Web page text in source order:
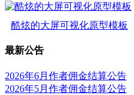
酷炫的大屏可视化原型模板
最新公告
2026年6月作者佣金结算公告
2026年5月作者佣金结算公告